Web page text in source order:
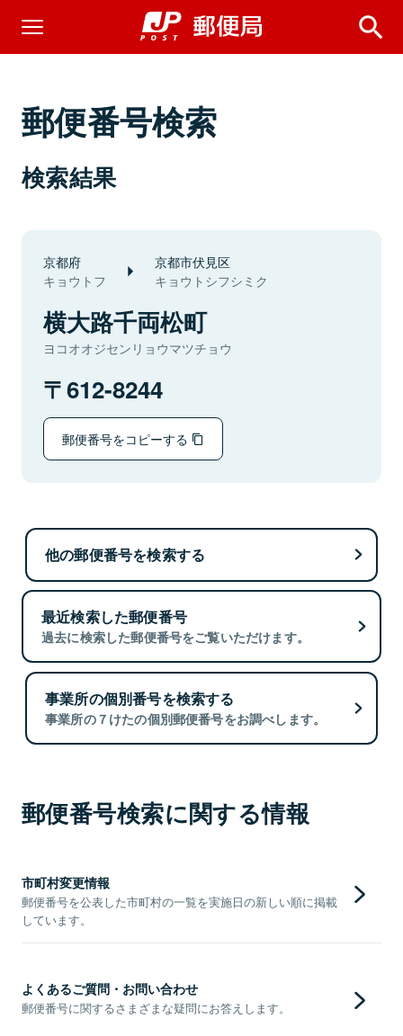
郵便番号検索
検索結果
京都府
キョウトフ
京都市伏見区
キョウトシフシミク
横大路千両松町
ヨコオオジセンリョウマツチョウ
612-8244
郵便番号をコピーする
他の郵便番号を検索する
最近検索した郵便番号
過去に検索した郵便番号をご覧いただけます。
事業所の個別番号を検索する
事業所の７けたの個別郵便番号をお調べします。
郵便番号検索に関する情報
市町村変更情報
郵便番号を公表した市町村の一覧を実施日の新しい順に掲載
しています。
よくあるご質問・お問い合わせ
郵便番号に関するさまざまな疑問にお答えします。